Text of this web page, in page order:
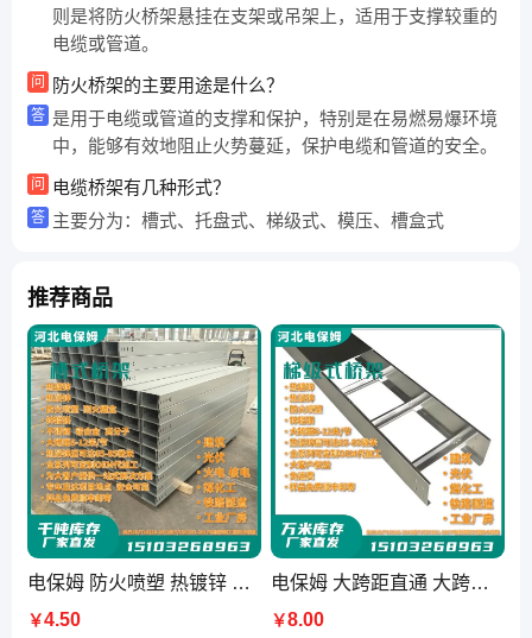
则是将防火桥架悬挂在支架或吊架上，适用于支撑较重的
电缆或管道。
问 防火桥架的主要用途是什么？
答 是用于电缆或管道的支撑和保护，特别是在易燃易爆环境
中，能够有效地阻止火势蔓延，保护电缆和管道的安全。
问 电缆桥架有几种形式？
答 主要分为：槽式、托盘式、梯级式、模压、槽盒式
推荐商品
电保姆 防火喷塑 热镀锌 热浸锌 大跨距 槽式桥架 竖向 弯头 电缆竖井厂家
￥4.50
电保姆 大跨距直通 大跨度 热镀锌 热浸镀锌 锌铝镁 梯式桥架 XQJ-T系列
￥8.00